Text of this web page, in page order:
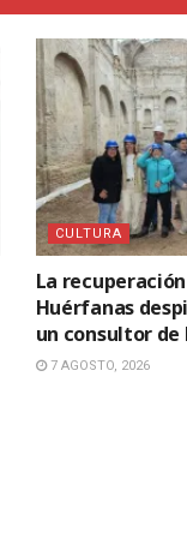
CULTURA
La
Huérfanas
un consultor de
7 AGOSTO, 2026